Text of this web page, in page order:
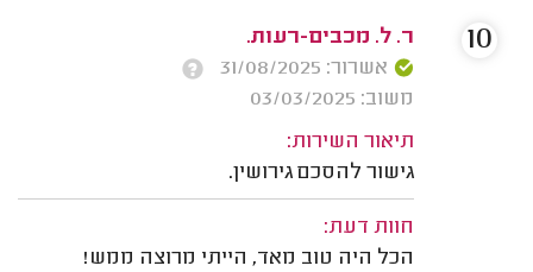
ר. ל. מכבים-רעות.
אשרור: 31/08/2025
משוב: 03/03/2025
תיאור השירות:
גישור להסכם גירושין.
חוות דעת:
הכל היה טוב מאד, הייתי מרוצה ממש!
10